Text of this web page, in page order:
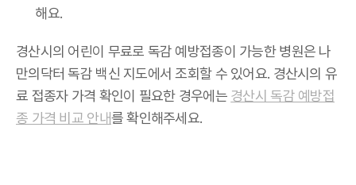
해요.
경산시의 어린이 무료로 독감 예방접종이 가능한 병원은 나
만의닥터 독감 백신 지도에서 조회할 수 있어요. 경산시의 유
료 접종자 가격 확인이 필요한 경우에는 경산시 독감 예방접
종 가격 비교 안내를 확인해주세요.